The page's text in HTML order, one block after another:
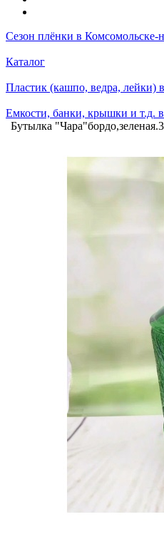
Сезон плёнки в Комсомольске-
Каталог
Пластик (кашпо, ведра, лейки)
Емкости, банки, крышки и т.д.
Бутылка